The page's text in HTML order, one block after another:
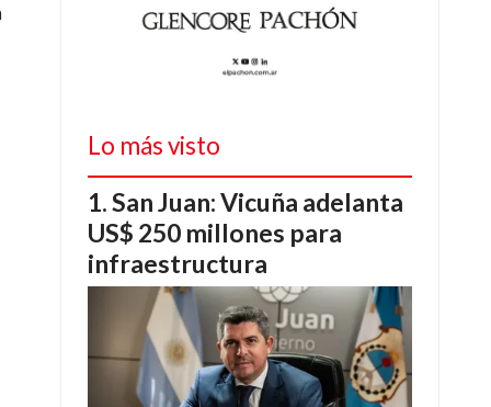
Lo más visto
San Juan: Vicuña adelanta
US$ 250 millones para
infraestructura